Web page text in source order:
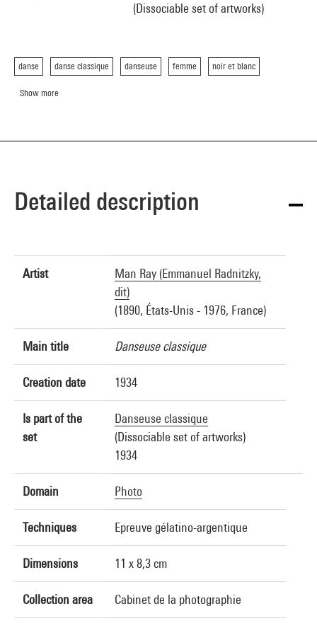
(Dissociable set of artworks)
danse danse classique danseuse femme noir et blanc
Show more
Detailed description
Artist
Man Ray (Emmanuel Radnitzky,
dit)
(1890, États-Unis - 1976, France)
Main title Danseuse classique
Creation date 1934
Is part of the
set
Danseuse classique
(Dissociable set of artworks)
1934
Domain Photo
Techniques Epreuve gélatino-argentique
Dimensions 11 x 8,3 cm
Collection area Cabinet de la photographie